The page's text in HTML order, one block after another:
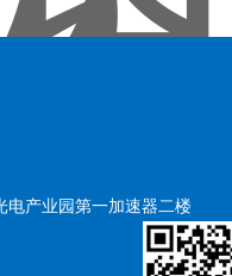
电产业园第一加速器二楼